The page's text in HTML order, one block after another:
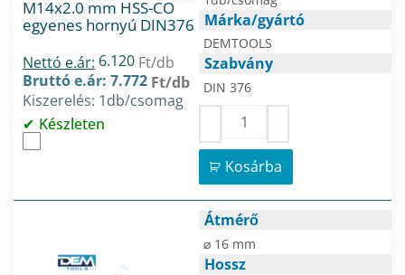
M14x2.0 mm HSS-CO
egyenes hornyú DIN376
Nettó e.ár: 6.120 Ft/db
Bruttó e.ár: 7.772 Ft/db
Kiszerelés: 1db/csomag
Készleten
Márka/gyártó
DEMTOOLS
Szabvány
DIN 376
Kosárba
Átmérő
⌀ 16 mm
Hossz